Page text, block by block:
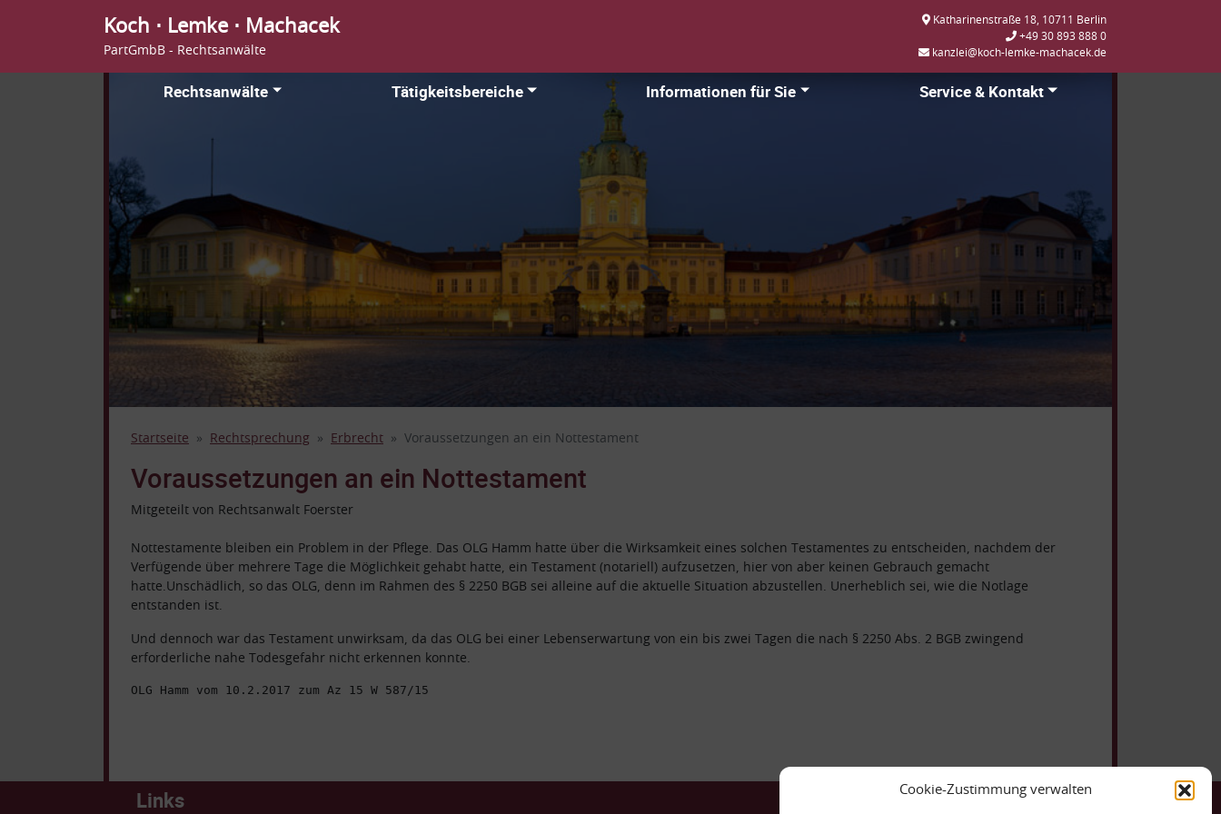
Cookie-Zustimmung verwalten
Koch ⋅ Lemke ⋅ Machacek
PartGmbB - Rechtsanwälte
Katharinenstraße 18, 10711 Berlin
+49 30 893 888 0
kanzlei@koch-lemke-machacek.de
Rechtsanwälte Tätigkeitsbereiche Informationen für Sie Service & Kontakt
Startseite Rechtsprechung Erbrecht Voraussetzungen an ein Nottestament
Voraussetzungen an ein Nottestament
Mitgeteilt von Rechtsanwalt Foerster
Nottestamente bleiben ein Problem in der Pflege. Das OLG Hamm hatte über die Wirksamkeit eines solchen Testamentes zu entscheiden, nachdem der
Verfügende über mehrere Tage die Möglichkeit gehabt hatte, ein Testament (notariell) aufzusetzen, hier von aber keinen Gebrauch gemacht
hatte.Unschädlich, so das OLG, denn im Rahmen des § 2250 BGB sei alleine auf die aktuelle Situation abzustellen. Unerheblich sei, wie die Notlage
entstanden ist.
Und dennoch war das Testament unwirksam, da das OLG bei einer Lebenserwartung von ein bis zwei Tagen die nach § 2250 Abs. 2 BGB zwingend
erforderliche nahe Todesgefahr nicht erkennen konnte.
OLG Hamm vom 10.2.2017 zum Az 15 W 587/15
Links